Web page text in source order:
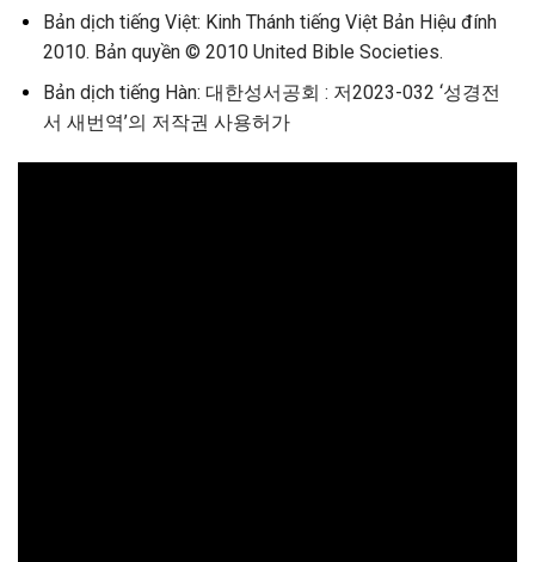
Bản dịch tiếng Việt: Kinh Thánh tiếng Việt Bản Hiệu đính
2010. Bản quyền © 2010 United Bible Societies.
Bản dịch tiếng Hàn: 대한성서공회 : 저2023-032 ‘성경전
서 새번역’의 저작권 사용허가